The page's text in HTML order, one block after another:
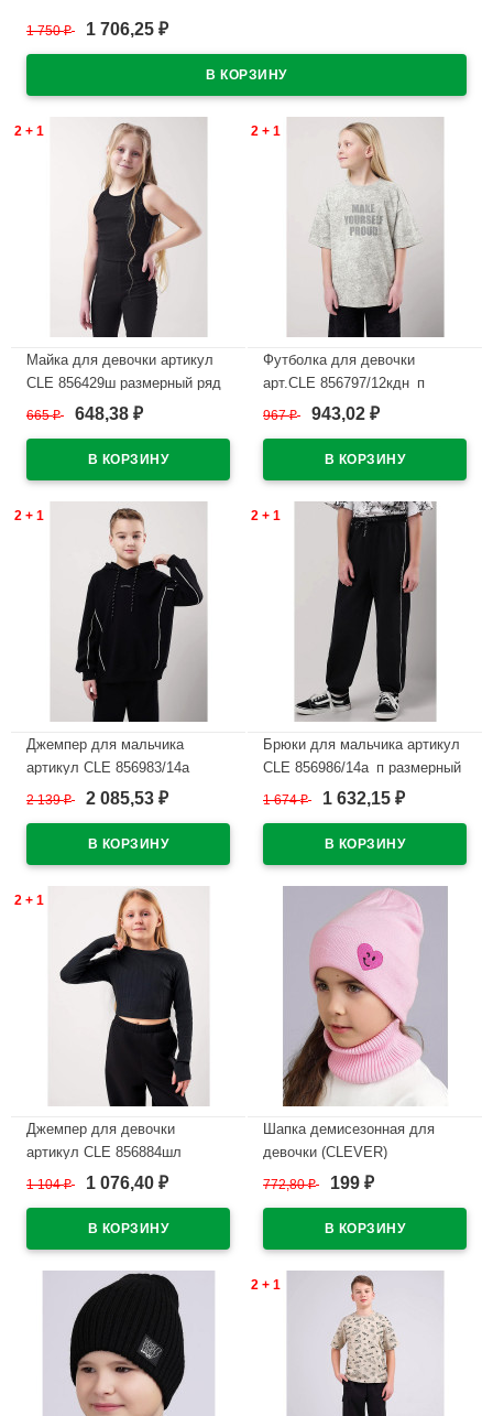
1 750₽ 1 706,25 ₽
2 + 1
Майка для девочки артикул
CLE 856429ш размерный ряд
32/128-42/158 цвет черный
665₽ 648,38 ₽
2 + 1
Футболка для девочки
арт.CLE 856797/12кдн_п
размер 32/128-42/158 цвет
967₽ 943,02 ₽
2 + 1
Джемпер для мальчика
артикул CLE 856983/14а
размер 32/128-42/158 цвет
2 139₽ 2 085,53 ₽
2 + 1
Брюки для мальчика артикул
CLE 856986/14а_п размерный
ряд 34/134-42/158 цвет
1 674₽ 1 632,15 ₽
2 + 1
Джемпер для девочки
артикул CLE 856884шл
размер 34/134-40/152 цвет
1 104₽ 1 076,40 ₽
Шапка демисезонная для
девочки (CLEVER)
арт.544031вн размер 52-54
772,80₽ 199 ₽
2 + 1